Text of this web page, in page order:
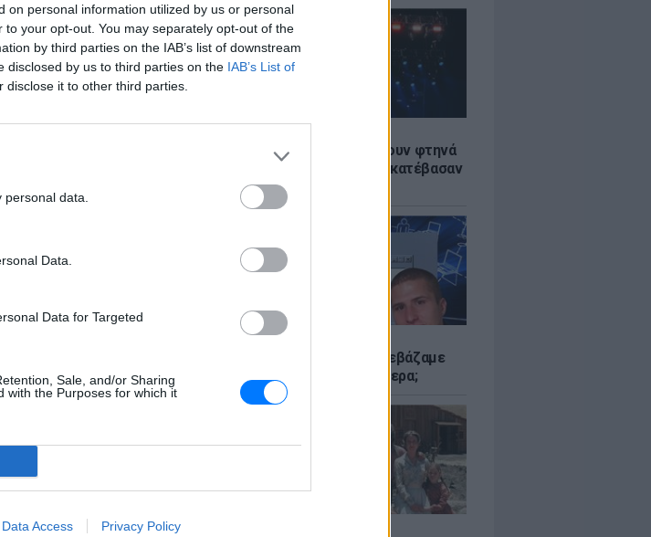
on personal information utilized by us or personal
your opt-out. You may separately opt-out of the
by third parties on the IAB’s list of downstream
disclosed by us to third parties on the IAB’s List of
disclose it to other third parties.
data.
Data.
Data for Targeted
Sale, and/or Sharing
with the Purposes for which it
Data Access Privacy Policy
Οι συναυλίες επιτέλους βγάζουν φτηνά
εισιτήρια - Ποιοι καλλιτέχνες κατέβασαν
τις τιμές
Έφτιαξαν το Napster που κατεβάζαμε
μουσική - Πού βρίσκονται σήμερα;